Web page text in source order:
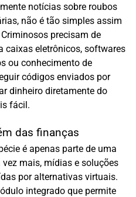
notícias sobre roubos
não é tão simples assim
precisam de
caixas eletrônicos, softwares
ou conhecimento de
códigos enviados por
dinheiro diretamente do
fácil.
das finanças
é apenas parte de uma
mais, mídias e soluções
por alternativas virtuais.
integrado que permite